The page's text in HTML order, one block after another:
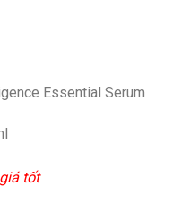
là:
Essential Serum
tốt